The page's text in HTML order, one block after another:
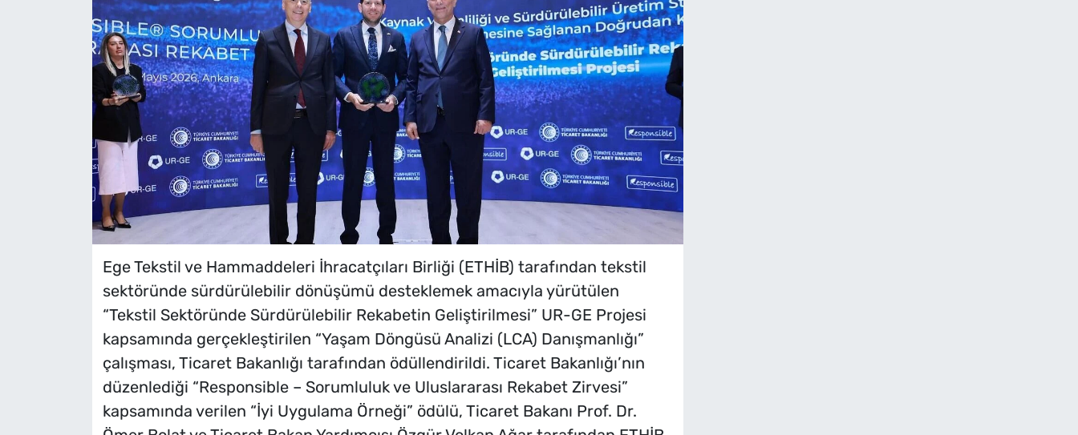
Ege Tekstil ve Hammaddeleri İhracatçıları Birliği (ETHİB) tarafından tekstil
sektöründe sürdürülebilir dönüşümü desteklemek amacıyla yürütülen
“Tekstil Sektöründe Sürdürülebilir Rekabetin Geliştirilmesi” UR-GE Projesi
kapsamında gerçekleştirilen “Yaşam Döngüsü Analizi (LCA) Danışmanlığı”
çalışması, Ticaret Bakanlığı tarafından ödüllendirildi. Ticaret Bakanlığı’nın
düzenlediği “Responsible – Sorumluluk ve Uluslararası Rekabet Zirvesi”
kapsamında verilen “İyi Uygulama Örneği” ödülü, Ticaret Bakanı Prof. Dr.